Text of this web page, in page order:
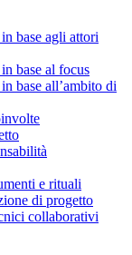
base agli attori
base al focus
base all’ambito di
e rituali
di progetto
collaborativi